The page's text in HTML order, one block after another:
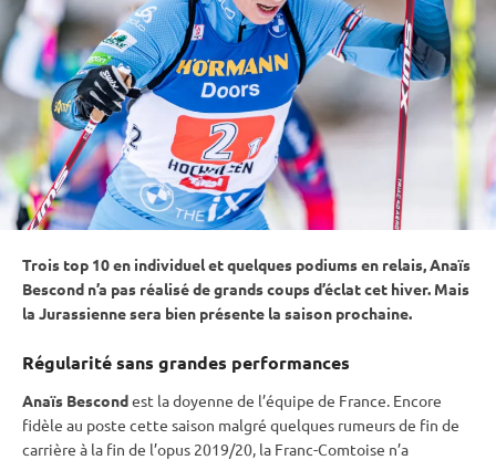
Trois top 10 en individuelet quelques podiums en relais, Anaïs
Bescond n’a pas réalisé de grands coups d’éclat cet hiver. Mais
la Jurassienne sera bien présente la saison prochaine.
Régularité sans grandes performances
Anaïs Bescondest la doyenne de l’équipe de France. Encore
fidèle au poste cette saison malgré quelques rumeurs de fin de
carrière à la fin de l’opus 2019/20, la Franc-Comtoise n’a